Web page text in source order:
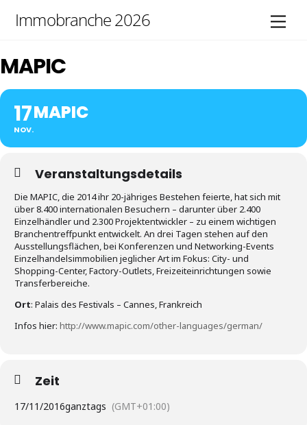
Immobranche 2026
MAPIC
17
NOV.
MAPIC
Veranstaltungsdetails
Die MAPIC, die 2014 ihr 20-jähriges Bestehen feierte, hat sich mit
über 8.400 internationalen Besuchern – darunter über 2.400
Einzelhändler und 2.300 Projektentwickler – zu einem wichtigen
Branchentreffpunkt entwickelt. An drei Tagen stehen auf den
Ausstellungsflächen, bei Konferenzen und Networking-Events
Einzelhandelsimmobilien jeglicher Art im Fokus: City- und
Shopping-Center, Factory-Outlets, Freizeiteinrichtungen sowie
Transferbereiche.
Ort: Palais des Festivals – Cannes, Frankreich
Infos hier: http://www.mapic.com/other-languages/german/
Zeit
17/11/2016ganztags (GMT+01:00)